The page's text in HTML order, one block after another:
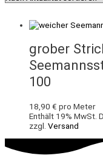
grober
100
18,90 € pro Meter
Enthält 19% MwSt.
zzgl. Versand